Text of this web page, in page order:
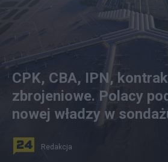
CPK, CBA, IPN,
zbrojeniowe. Polacy
nowej władzy w
Redakcja